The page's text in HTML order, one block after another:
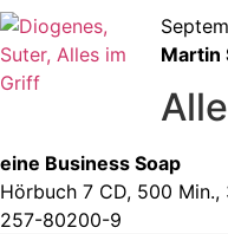
Martin
eine Business Soap
Hörbuch 7 CD, 500 Min.,
257-80200-9